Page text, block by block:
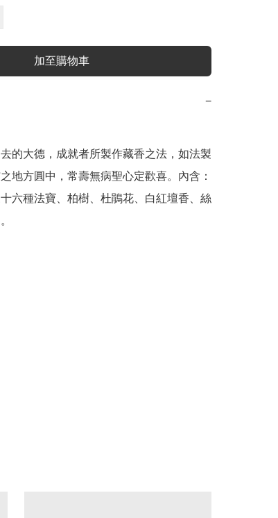
加至購物車
−
的大德，成就者所製作藏香之法，如法製
地方圓中，常壽無病聖心定歡喜。內含：
六種法寶、柏樹、杜鵑花、白紅壇香、絲